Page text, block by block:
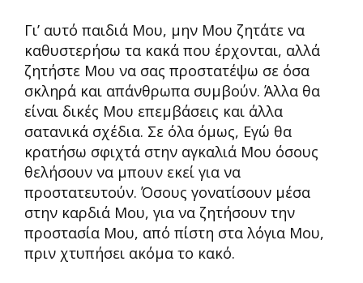
Γι’ αυτό παιδιά Μου, μην Μου ζητάτε να
καθυστερήσω τα κακά που έρχονται, αλλά
ζητήστε Μου να σας προστατέψω σε όσα
σκληρά και απάνθρωπα συμβούν. Άλλα θα
είναι δικές Μου επεμβάσεις και άλλα
σατανικά σχέδια. Σε όλα όμως, Εγώ θα
κρατήσω σφιχτά στην αγκαλιά Μου όσους
θελήσουν να μπουν εκεί για να
προστατευτούν. Όσους γονατίσουν μέσα
στην καρδιά Μου, για να ζητήσουν την
προστασία Μου, από πίστη στα λόγια Μου,
πριν χτυπήσει ακόμα το κακό.